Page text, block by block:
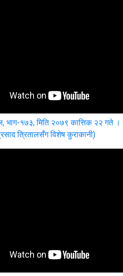
भाग-१७३, मिति २०७९ कात्तिक २२ गते ।
त्रितालसँग विशेष कुराकानी)